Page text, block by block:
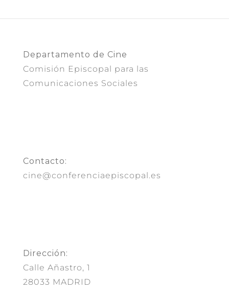
Departamento de Cine
Comisión Episcopal para las
Comunicaciones Sociales
Contacto:
cine@conferenciaepiscopal.es
Dirección:
Calle Añastro, 1
28033 MADRID